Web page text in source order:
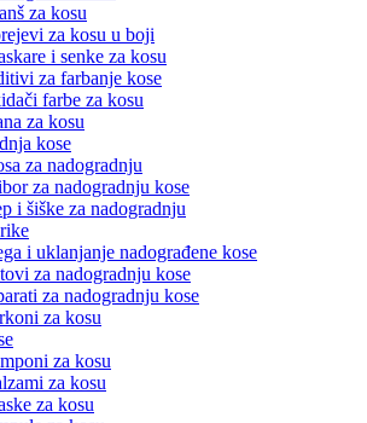
za kosu
za kosu u boji
i senke za kosu
za farbanje kose
farbe za kosu
za kosu
kose
za nadogradnju
za nadogradnju kose
i šiške za nadogradnju
i uklanjanje nadograđene kose
za nadogradnju kose
za nadogradnju kose
za kosu
za kosu
za kosu
za kosu